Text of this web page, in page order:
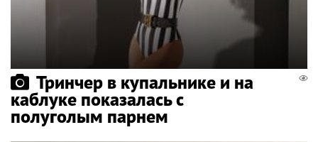
Тринчер в купальнике и на
каблуке показалась с
полуголым парнем